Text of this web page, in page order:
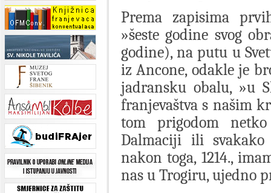
Prema zapisima
»šeste godine svog
godine), na putu u
iz Ancone, odakle je
jadransku obalu, »u
franjevaštva s našim
tom prigodom
Dalmaciji ili
nakon toga, 1214.,
nas u Trogiru, ujedno